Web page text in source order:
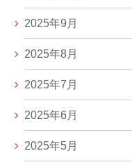
2025年9月
2025年8月
2025年7月
2025年6月
2025年5月